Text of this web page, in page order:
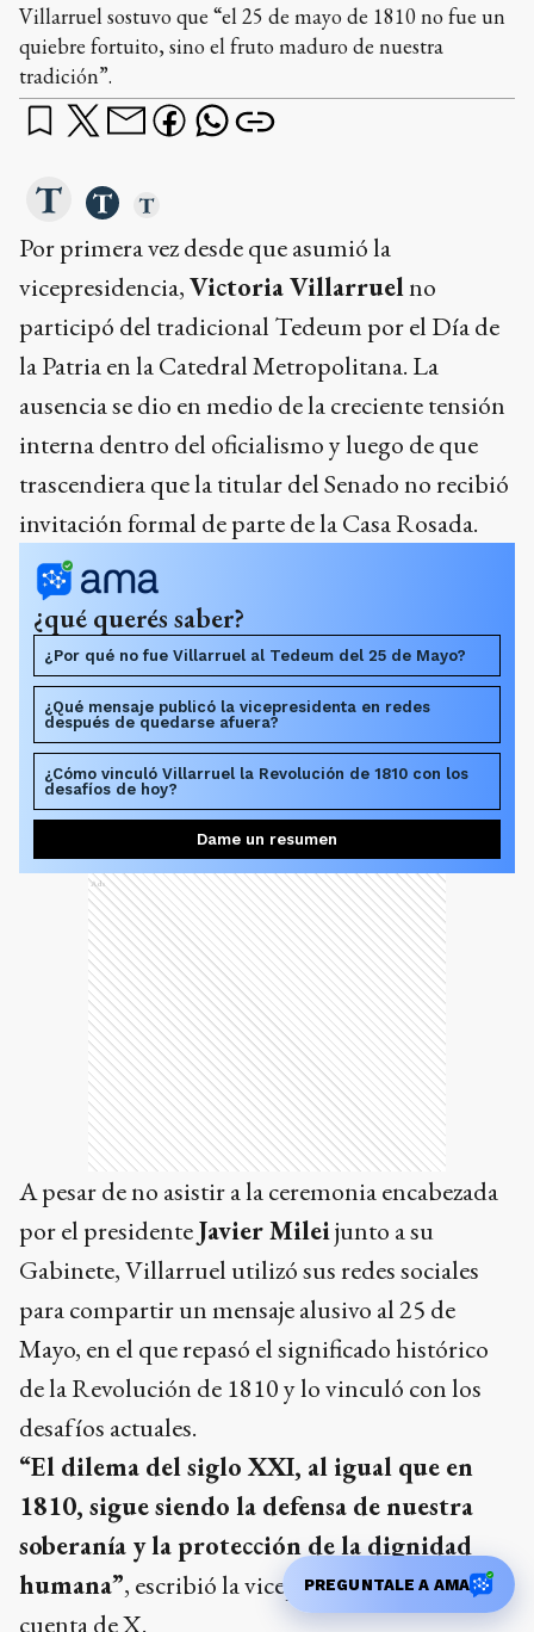
Villarruel sostuvo que “el 25 de mayo de 1810 no fue un
quiebre fortuito, sino el fruto maduro de nuestra
tradición”.
Por primera vez desde que asumió la
vicepresidencia,Victoria Villarruelno
participó del tradicional Tedeum por el Día de
la Patria en la Catedral Metropolitana. La
ausencia se dio en medio de la creciente tensión
interna dentro del oficialismo y luego de que
trascendiera que la titular del Senado no recibió
invitación formal de parte de la Casa Rosada.
¿qué querés saber?
¿Por qué no fue Villarruel al Tedeum del 25 de Mayo?
¿Qué mensaje publicó la vicepresidenta en redes
después de quedarse afuera?
¿Cómo vinculó Villarruel la Revolución de 1810 con los
desafíos de hoy?
Dame un resumen
Ads
A pesar de no asistir a la ceremonia encabezada
por el presidenteJavier Mileijunto a su
Gabinete, Villarruel utilizó sus redes sociales
para compartir un mensaje alusivo al 25 de
Mayo, en el que repasó el significado histórico
de la Revolución de 1810 y lo vinculó con los
desafíos actuales.
“El dilema del siglo XXI, al igual que en
1810, sigue siendo la defensa de nuestra
soberanía y la protección de la dignidad
humana”, escribió la vicepresidenta en su
cuenta de X.
PREGUNTALE A AMA